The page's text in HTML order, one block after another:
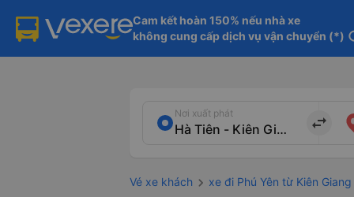
Cam kết hoàn 150% nếu nhà xe
không cung cấp dịch vụ vận chuyển (*)
Nơi xuất phát
import_export
Vé xe khách xe đi Phú Yên từ Kiên Giang